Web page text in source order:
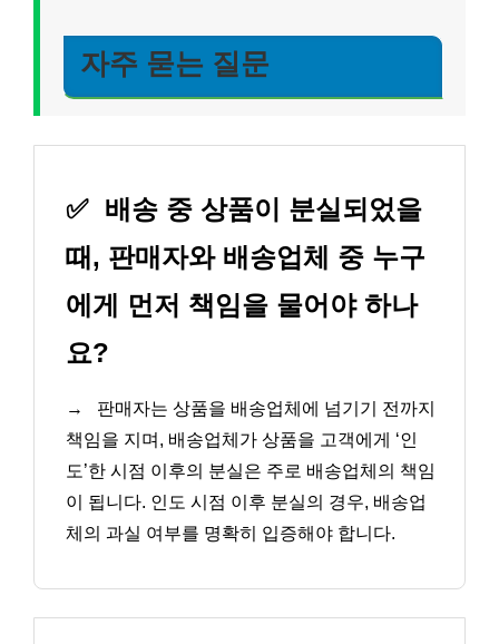
자주 묻는 질문
✅ 배송 중 상품이 분실되었을
때, 판매자와 배송업체 중 누구
에게 먼저 책임을 물어야 하나
요?
→
판매자는 상품을 배송업체에 넘기기 전까지
책임을 지며, 배송업체가 상품을 고객에게 ‘인
도’한 시점 이후의 분실은 주로 배송업체의 책임
이 됩니다. 인도 시점 이후 분실의 경우, 배송업
체의 과실 여부를 명확히 입증해야 합니다.